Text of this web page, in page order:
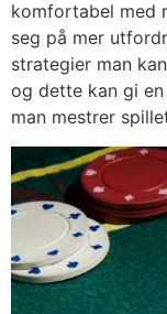
komfortabel med
seg på mer
strategier man
og dette kan gi
man mestrer